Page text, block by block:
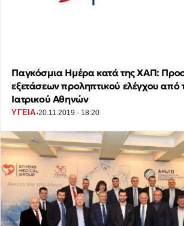
Παγκόσμια Ημέρα κατά της ΧΑΠ:
εξετάσεων προληπτικού ελέγχου από
Ιατρικού Αθηνών
ΥΓΕΙΑ·20.11.2019 - 18:20